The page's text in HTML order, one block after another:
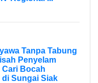
Tanpa Tabung
Penyelam
Bocah
di Sungai Siak